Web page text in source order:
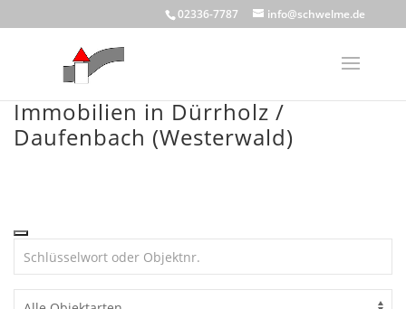
to
02336-7787 info@schwelme.de
Immobilien in Dürrholz /
Daufenbach (Westerwald)